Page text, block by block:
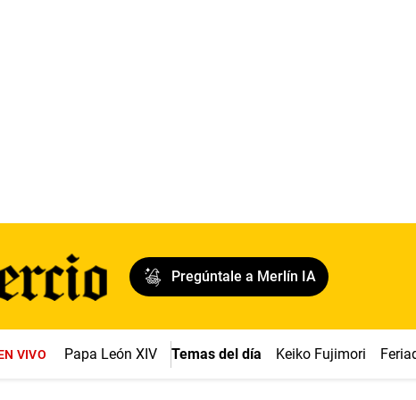
Pregúntale a Merlín IA
VIVO Papa León XIV Temas del día Keiko Fujimori